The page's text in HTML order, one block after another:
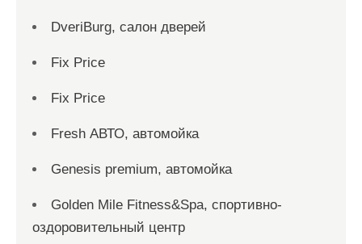
DveriBurg, салон дверей
Fix Price
Fix Price
Fresh АВТО, автомойка
Genesis premium, автомойка
Golden Mile Fitness&Spa, спортивно-
оздоровительный центр